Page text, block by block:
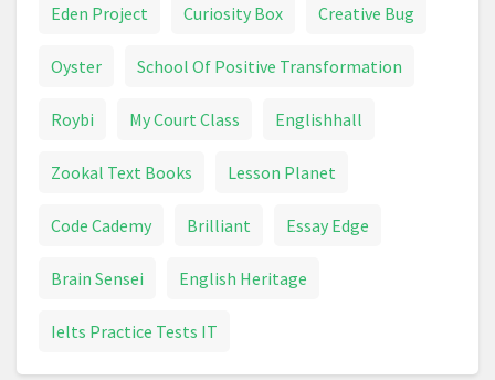
Eden Project Curiosity Box Creative Bug
Oyster School Of Positive Transformation
Roybi My Court Class Englishhall
Zookal Text Books Lesson Planet
Code Cademy Brilliant Essay Edge
Brain Sensei English Heritage
Ielts Practice Tests IT